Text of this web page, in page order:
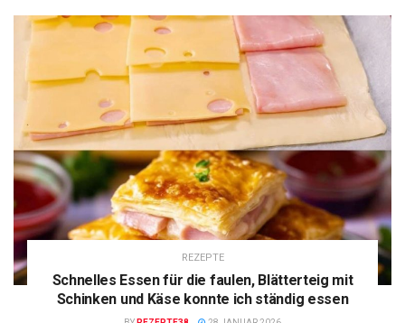
REZEPTE
Schnelles Essen für die faulen, Blätterteig mit
Schinken und Käse konnte ich ständig essen